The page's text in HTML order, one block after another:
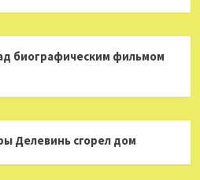
биографическим фильмом
Делевинь сгорел дом